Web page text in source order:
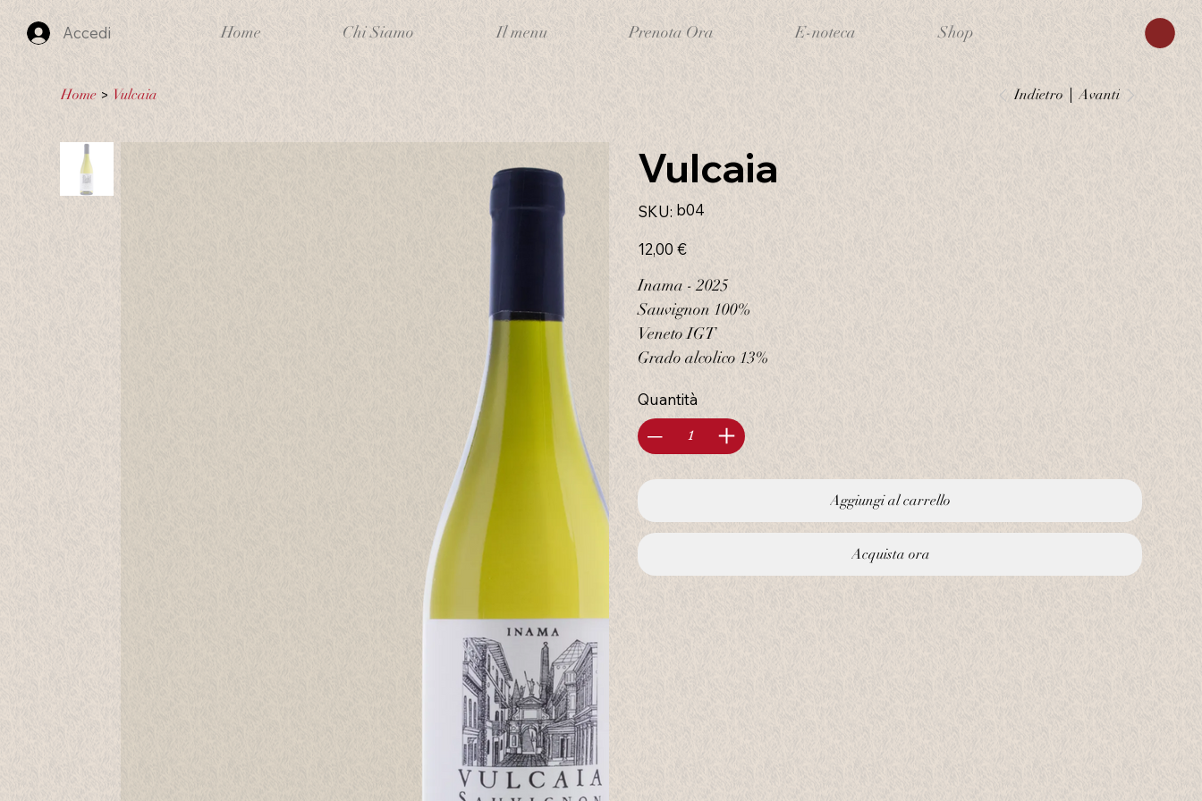
Accedi Home Chi Siamo Il menu Prenota Ora E-noteca Shop
Home > Vulcaia Indietro Avanti
Vulcaia
SKU: SKU
b04
b04
Prezzo
12,00 €
Inama - 2025
Sauvignon 100%
Veneto IGT
Grado alcolico 13%
Quantità
Aggiungi al carrello
Acquista ora